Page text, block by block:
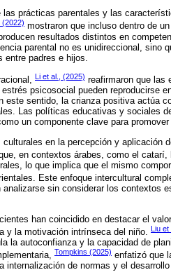
prácticas parentales y las
(2022) mostraron que incluso dentro de
resultados distintos en
parental no es unidireccional, sino
entre padres e hijos.
Li et al., (2025) reafirmaron que las
psicosocial pueden reproducirse
este sentido, la crianza positiva actúa
Las políticas educativas y sociales
un componente clave para
en la percepción y aplicación
en contextos árabes, como el
lo que implica que el mismo
Este enfoque intercultural
sin considerar los contextos
han coincidido en destacar el
y la motivación intrínseca del niño.
Liu et
la autoconfianza y la capacidad de
Tompkins (2025) enfatizó que
internalización de normas y el